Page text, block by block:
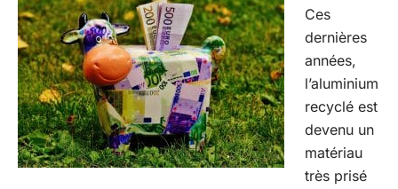
Ces
dernières
années,
l’aluminium
recyclé est
devenu un
matériau
très prisé